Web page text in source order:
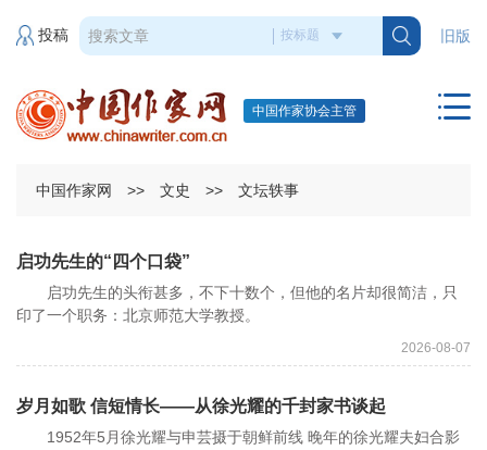
旧版
投稿
中国作家协会主管
中国作家网 >> 文史 >> 文坛轶事
启功先生的“四个口袋”
启功先生的头衔甚多，不下十数个，但他的名片却很简洁，只
印了一个职务：北京师范大学教授。
2026-08-07
岁月如歌 信短情长——从徐光耀的千封家书谈起
1952年5月徐光耀与申芸摄于朝鲜前线 晚年的徐光耀夫妇合影